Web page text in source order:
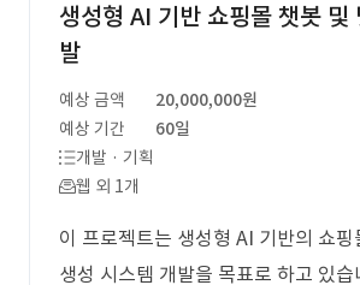
생성형 AI 기반 쇼핑몰 챗봇 및
발
예상 금액
20,000,000원
예상 기간
60일
개발 · 기획
웹 외 1개
이 프로젝트는 생성형 AI 기반의 쇼핑
생성 시스템 개발을 목표로 하고 있